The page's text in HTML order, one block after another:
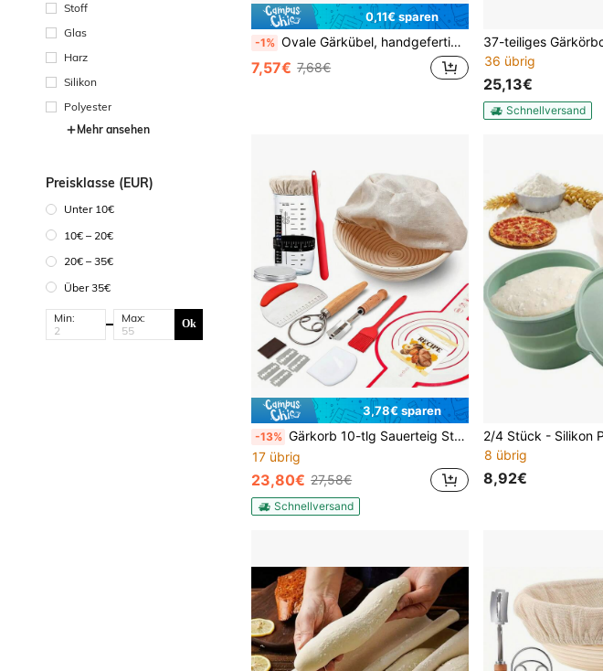
Stoff
Glas
Harz
Silikon
Polyester
Mehr ansehen
Preisklasse (EUR)
Unter 10€
10€ – 20€
20€ – 35€
Über 35€
Min: Max: Ok
0,11€ sparen
-1% Ovale Gärkübel, handgefertigter Rattankorb mit Stoffabdeckung, geeignet für Sauerteig-Backen - ideal für Halloween, Weihnachten, Thanksgiving Fermentation & Backform
7,57€ 7,68€
36 übrig
25,13€
Schnellversand
3,78€ sparen
-13% Gärkorb 10-tlg Sauerteig Starter Set, Sauerteig Zubehör mit Gärkörbchen Rund, Komplettset zum Brotbacken mit Rattan Gärkorb, Starterglas, Brotmesser und Zubehör für Anfänger und erfahrene Hobbybäcker
17 übrig
23,80€ 27,58€
Schnellversand
8 übrig
8,92€